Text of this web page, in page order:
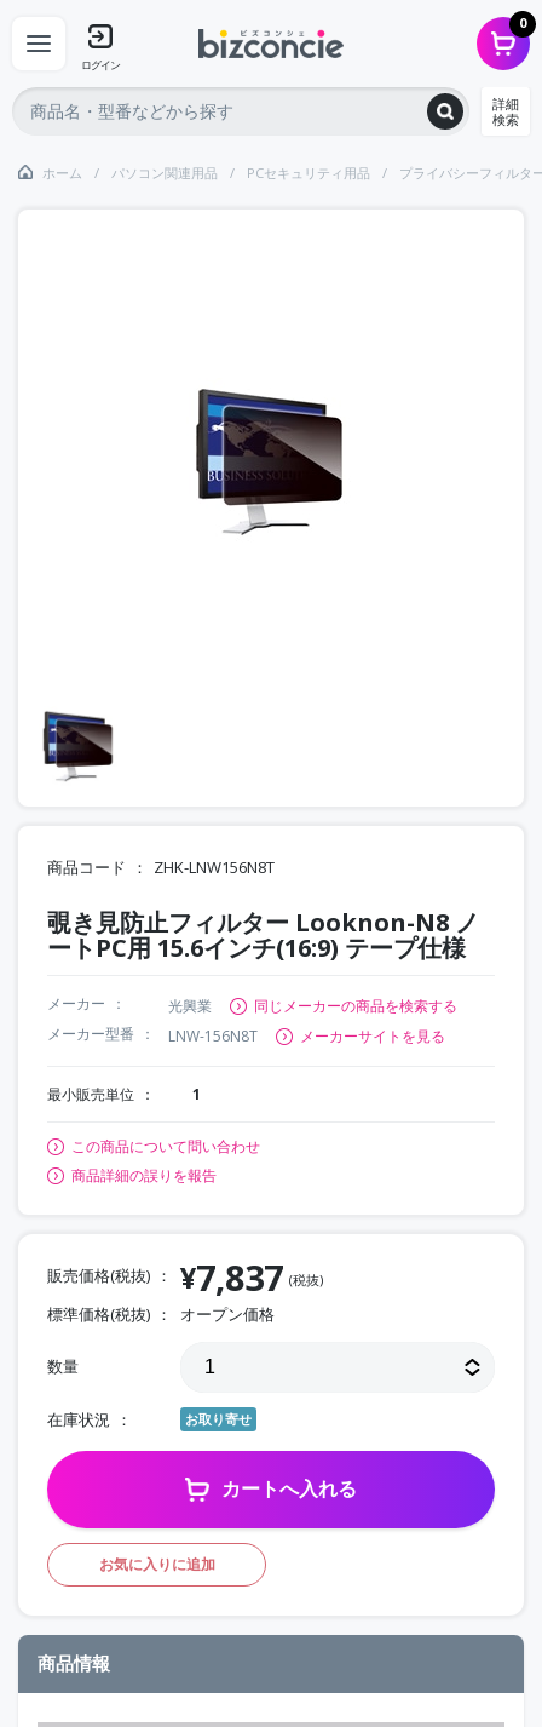
ログイン
0
詳細
検索
ホーム パソコン関連用品 PCセキュリティ用品 プライバシーフィルタ
商品コード ZHK-LNW156N8T
覗き見防止フィルター Looknon-N8 ノ
ートPC用 15.6インチ(16:9) テープ仕様
メーカー 光興業
同じメーカーの商品を検索する
メーカー型番
LNW-156N8T メーカーサイトを見る
最小販売単位 1
この商品について問い合わせ
商品詳細の誤りを報告
販売価格(税抜) ¥7,837 (税抜)
標準価格(税抜) オープン価格
数量
在庫状況 お取り寄せ
カートへ入れる
お気に入りに追加
商品情報